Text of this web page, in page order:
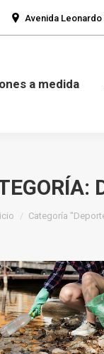
Avenida Leonardo
a medida
aquí:
Categoría